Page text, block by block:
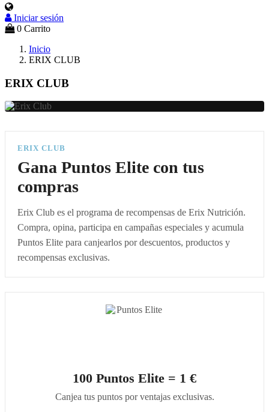
Select Language
Iniciar sesión
0 Carrito
Inicio
ERIX CLUB
ERIX CLUB
ERIX CLUB
Gana Puntos Elite con tus
compras
Erix Club es el programa de recompensas de Erix Nutrición.
Compra, opina, participa en campañas especiales y acumula
Puntos Elite para canjearlos por descuentos, productos y
recompensas exclusivas.
100 Puntos Elite = 1 €
Canjea tus puntos por ventajas exclusivas.